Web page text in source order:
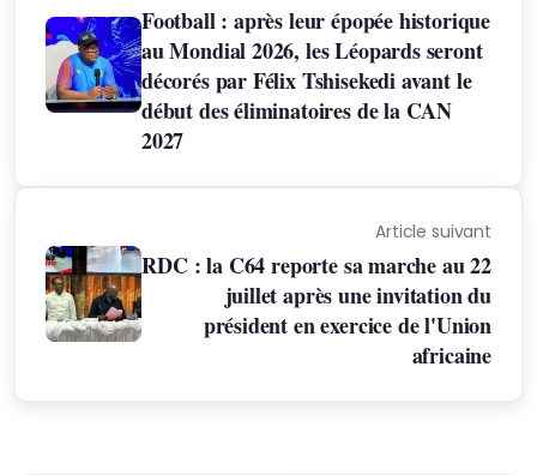
Football : après leur épopée historique
au Mondial 2026, les Léopards seront
décorés par Félix Tshisekedi avant le
début des éliminatoires de la CAN
2027
Article suivant
RDC : la C64 reporte sa marche au 22
juillet après une invitation du
président en exercice de l'Union
africaine